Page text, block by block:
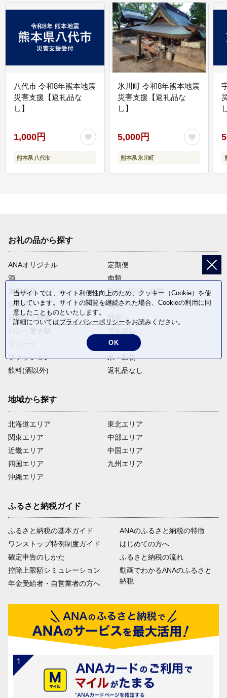
八代市 令和8年熊本地震
災害支援【返礼品な
し】
1,000円
熊本県 八代市
氷川町 令和8年熊本地震
災害支援【返礼品な
し】
5,000円
熊本県 氷川町
お礼の品から探す
ANAオリジナル
定期便
酒
肉類
加工食品
旅行・宿泊・体験
魚介類
麺類
日用品・雑貨
野菜
卵・乳製品
ファッション
米・穀物
飲料(酒以外)
返礼品なし
地域から探す
北海道エリア
関東エリア
近畿エリア
四国エリア
沖縄エリア
東北エリア
中部エリア
中国エリア
九州エリア
ふるさと納税ガイド
ふるさと納税の基本ガイド
ワンストップ特例制度ガイド
確定申告のしかた
控除上限額シミュレーション
年金受給者・自営業者の方へ
ANAのふるさと納税の特徴
はじめての方へ
ふるさと納税の流れ
動画でわかるANAのふるさと
納税
当サイトでは、サイト利便性向上のため、クッキー（Cookie）を使
用しています。サイトの閲覧を継続された場合、Cookieの利用に同
意したことものといたします。
詳細についてはプライバシーポリシーをお読みください。
OK